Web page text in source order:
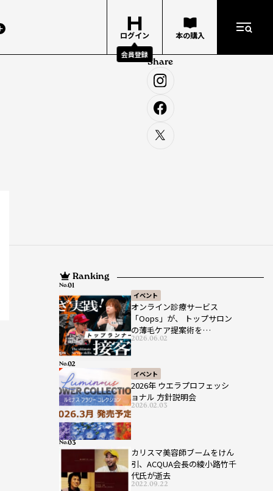
ログイン
会員登録
本の購入
Share
Ranking
イベント
オンライン診療サービス
「Oops」が、 トップサロン
の薄毛ケア提案術を
HAIRCAMPで公開！
2026.06.02
No.
イベント
2026年 ウエラプロフェッシ
ョナル 方針説明会
2026.02.03
No.
カリスマ美容師ブームをけん
引、ACQUA会長の綾小路竹千
代氏が逝去
2022.09.22
No.